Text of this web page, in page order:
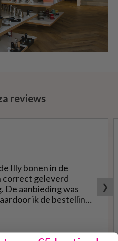
reviews
Illy bonen in de
correct geleverd
ik de bestelling
dat kon misschien in
❯